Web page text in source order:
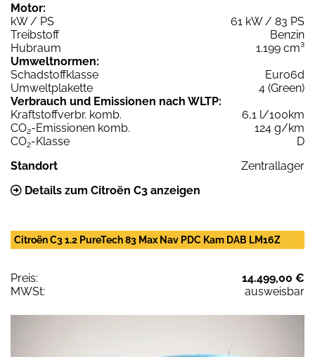
Motor:
kW / PS
61 kW / 83 PS
Treibstoff
Benzin
Hubraum
1.199 cm³
Umweltnormen:
Schadstoffklasse
Euro6d
Umweltplakette
4 (Green)
Verbrauch und Emissionen nach WLTP:
Kraftstoffverbr. komb.
6,1 l/100km
CO2-Emissionen komb.
124 g/km
CO2-Klasse
D
Standort
Zentrallager
Details zum Citroën C3 anzeigen
Citroën C3 1.2 PureTech 83 Max Nav PDC Kam DAB LM16Z
Preis:
14.499,00 €
MWSt:
ausweisbar